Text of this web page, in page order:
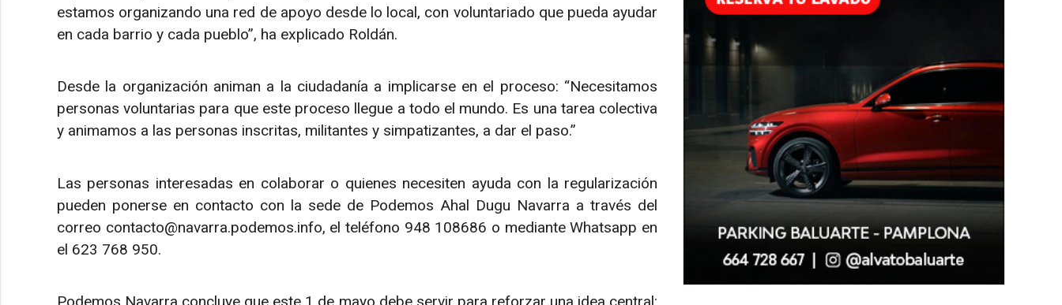
estamos organizando una red de apoyo desde lo local, con voluntariado que pueda ayudar
en cada barrio y cada pueblo”, ha explicado Roldán.
Desde la organización animan a la ciudadanía a implicarse en el proceso: “Necesitamos
personas voluntarias para que este proceso llegue a todo el mundo. Es una tarea colectiva
y animamos a las personas inscritas, militantes y simpatizantes, a dar el paso.”
Las personas interesadas en colaborar o quienes necesiten ayuda con la regularización
pueden ponerse en contacto con la sede de Podemos Ahal Dugu Navarra a través del
correo contacto@navarra.podemos.info, el teléfono 948 108686 o mediante Whatsapp en
el 623 768 950.